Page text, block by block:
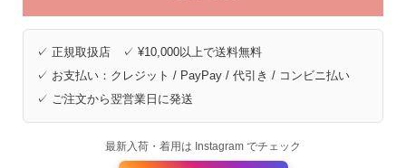
✓ 正規取扱店 ✓ ¥10,000以上で送料無料
✓ お支払い：クレジット / PayPay / 代引き / コンビニ払い
✓ ご注文から翌営業日に発送
最新入荷・着用は Instagram でチェック